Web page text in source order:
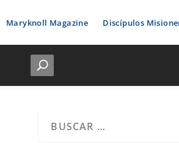
Maryknoll Magazine Discípulos